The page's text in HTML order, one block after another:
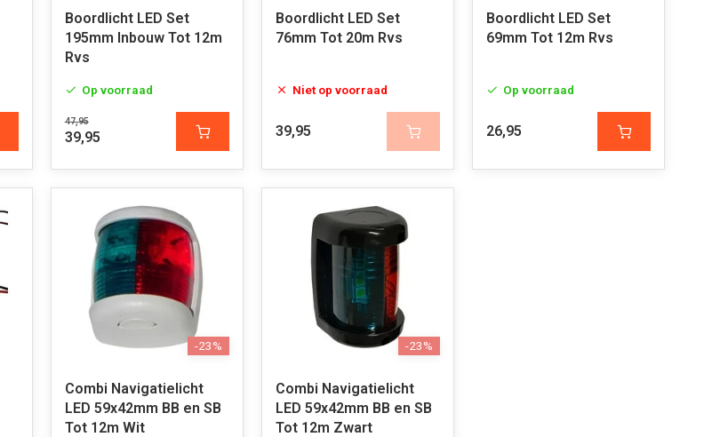
Boordlicht LED Set
195mm Inbouw Tot 12m
Rvs
Op voorraad
47,95
39,95
Boordlicht LED Set
76mm Tot 20m Rvs
Niet op voorraad
39,95
Boordlicht LED Set
69mm Tot 12m Rvs
Op voorraad
26,95
-23%
Combi Navigatielicht
LED 59x42mm BB en SB
Tot 12m Wit
-23%
Combi Navigatielicht
LED 59x42mm BB en SB
Tot 12m Zwart